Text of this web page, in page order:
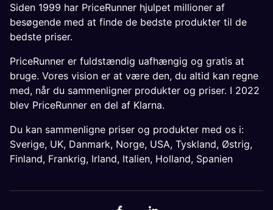
Siden 1999 har PriceRunner hjulpet millioner af
besøgende med at finde de bedste produkter til de
bedste priser.
PriceRunner er fuldstændig uafhængig og gratis at
bruge. Vores vision er at være den, du altid kan regne
med, når du sammenligner produkter og priser. I 2022
blev PriceRunner en del af Klarna.
Du kan sammenligne priser og produkter med os i:
Sverige, UK, Danmark, Norge, USA, Tyskland, Østrig,
Finland, Frankrig, Irland, Italien, Holland, Spanien